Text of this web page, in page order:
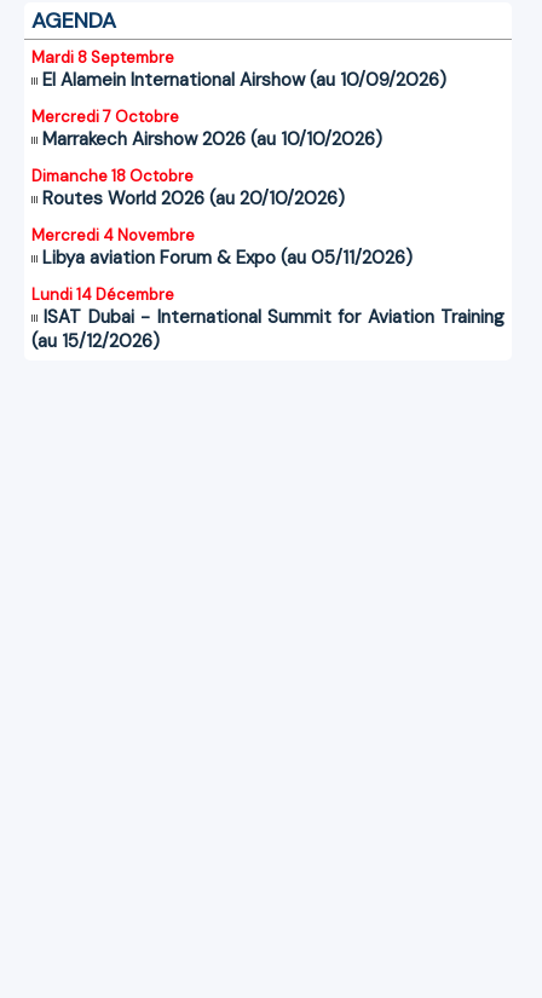
AGENDA
Mardi 8 Septembre
El Alamein International Airshow (au 10/09/2026)
Mercredi 7 Octobre
Marrakech Airshow 2026 (au 10/10/2026)
Dimanche 18 Octobre
Routes World 2026 (au 20/10/2026)
Mercredi 4 Novembre
Libya aviation Forum & Expo (au 05/11/2026)
Lundi 14 Décembre
ISAT Dubai - International Summit for Aviation Training
(au 15/12/2026)